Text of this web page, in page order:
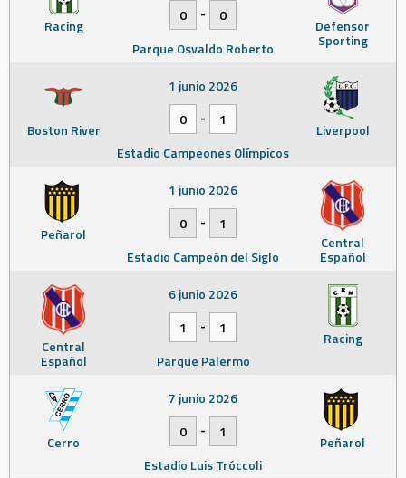
Racing Defensor
Sporting
0
-
0
Parque Osvaldo Roberto
Boston River Liverpool
1 junio 2026
0
-
1
Estadio Campeones Olímpicos
Peñarol Central
Español
1 junio 2026
0
-
1
Estadio Campeón del Siglo
Central
Español
Racing
6 junio 2026
1
-
1
Parque Palermo
Cerro Peñarol
7 junio 2026
0
-
1
Estadio Luis Tróccoli